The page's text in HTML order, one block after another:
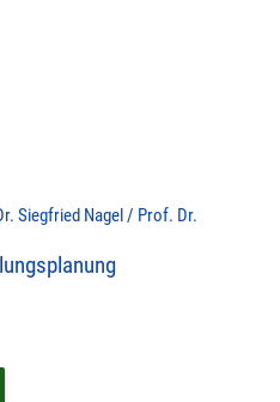
Siegfried Nagel / Prof. Dr.